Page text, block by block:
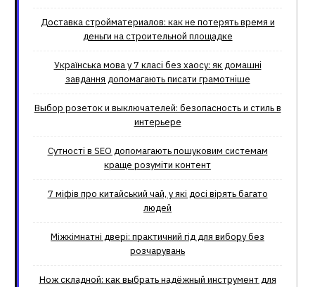
Доставка стройматериалов: как не потерять время и
деньги на строительной площадке
Українська мова у 7 класі без хаосу: як домашні
завдання допомагають писати грамотніше
Выбор розеток и выключателей: безопасность и стиль в
интерьере
Сутності в SEO допомагають пошуковим системам
краще розуміти контент
7 міфів про китайський чай, у які досі вірять багато
людей
Міжкімнатні двері: практичний гід для вибору без
розчарувань
Нож складной: как выбрать надёжный инструмент для